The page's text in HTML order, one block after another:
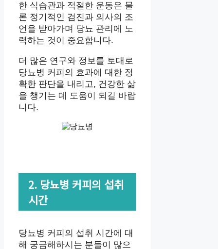
한 식습관과 적절한 운동은 물
론 정기적인 검진과 의사의 조
언을 받아가며 당뇨 관리에 노
력하는 것이 중요합니다.
더 많은 연구와 정보를 토대로
당뇨병 커피의 효과에 대한 정
확한 판단을 내리고, 건강한 삶
을 챙기는 데 도움이 되길 바랍
니다.
2. 당뇨병 커피의 섭취
시간
당뇨병 커피의 섭취 시간에 대
해 궁금해하시는 분들이 많으